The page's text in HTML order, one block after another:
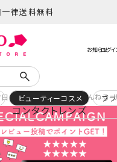
律送料無料
日焼け コスメヲタちゃんねる
コンタクトレンズ
ビューティーコスメ ブ